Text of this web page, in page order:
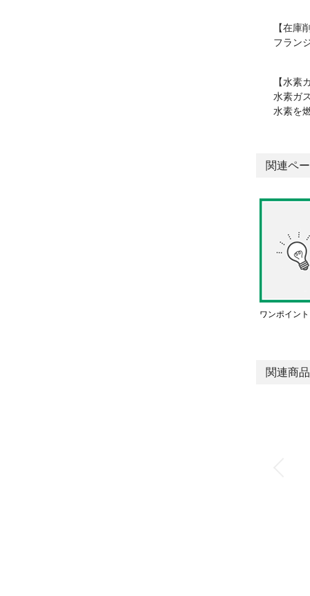
【在庫
フラン
【水素
水素ガ
水素を
関連ペ
ワンポイン
関連商品